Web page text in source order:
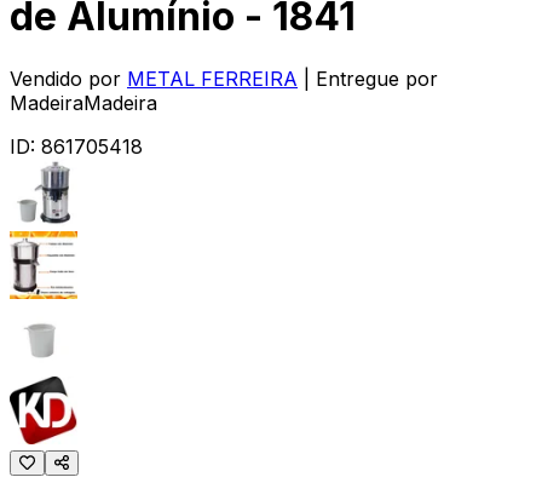
de Alumínio - 1841
Vendido por METAL FERREIRA
| Entregue por
MadeiraMadeira
ID: 861705418